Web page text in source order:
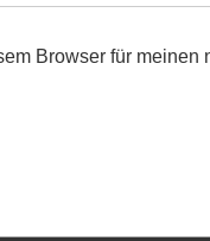
Browser für meinen